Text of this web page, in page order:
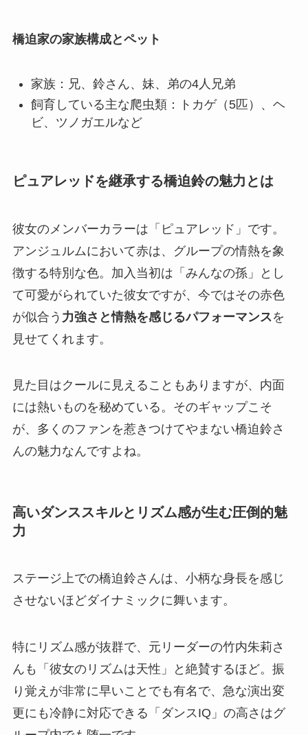
橋迫家の家族構成とペット
家族：兄、鈴さん、妹、弟の4人兄弟
飼育している主な爬虫類：トカゲ（5匹）、ヘ
ビ、ツノガエルなど
ピュアレッドを継承する橋迫鈴の魅力とは
彼女のメンバーカラーは「ピュアレッド」です。
アンジュルムにおいて赤は、グループの情熱を象
徴する特別な色。加入当初は「みんなの孫」とし
て可愛がられていた彼女ですが、今ではその赤色
が似合う 力強さと情熱を感じるパフォーマンスを
見せてくれます。
見た目はクールに見えることもありますが、内面
には熱いものを秘めている。そのギャップこそ
が、多くのファンを惹きつけてやまない橋迫鈴さ
んの魅力なんですよね。
高いダンススキルとリズム感が生む圧倒的魅
力
ステージ上での橋迫鈴さんは、小柄な身長を感じ
させないほどダイナミックに舞います。
特にリズム感が抜群で、元リーダーの竹内朱莉さ
んも「彼女のリズムは天性」と絶賛するほど。振
り覚えが非常に早いことでも有名で、急な演出変
更にも冷静に対応できる「ダンスIQ」の高さはグ